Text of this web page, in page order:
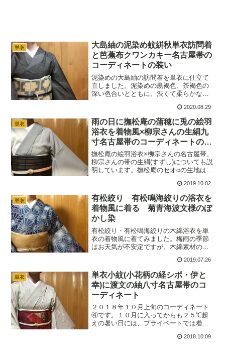
単衣
大島紬の泥染め蚊絣秋単衣訪問着
と芭蕉布クワンカキー名古屋帯の
コーディネートの装い
泥染めの大島紬の訪問着を単衣に仕立て
直しました。泥染めの黒褐色、茶褐色の
深い色合いとともに、渋くて柔らかな光
大島紬は着心地もよ、着ていてとても楽
です。クワンカキー柄の芭蕉布を合わせ
て、帯締めや帯揚げの色数を押さえたシ
ックなコーディネートです。
2020.08.29
単衣
雨の日に撫松庵の蒲穂に兎の絵羽
浴衣を着物風×柳宗さんの生絹九
寸名古屋帯のコーディネートの装
い
撫松庵の絵羽浴衣×柳宗さんの名古屋帯。
柳宗さんの帯の生絹(すずし)についても説
明しています。撫松庵のセオαの生地はサ
物を着てお洒落をしたい時には大活躍で
す。シックな装いに洗朱の帯締めを合わ
せてみました。
2019.10.02
単衣
有松絞り 有松鳴海絞りの浴衣を
着物風に着る 菊青海波文様のぼ
かし染
有松絞り・有松鳴海絞りの木綿浴衣を単
衣の着物風に着てみました。梅雨の季節
はお天気が不安定ですが、木綿素材の有
活用すれば、雨の日でも着物を楽しむこ
とが出来ます。私の場合、 夏単衣の頃か
ら着物熱が高まってくる…
2019.07.26
単衣
単衣小紋(小花柄の経シボ・伊と
幸)に渡文の紬八寸名古屋帯のコ
ーディネート
２０１８年１０月上旬のコーディネート
④です。１０月に入ってからも２５℃超
えの暑い日には、プライベートでは着心
袖の方を大勢見かけるような暑い日は、
2018.10.09